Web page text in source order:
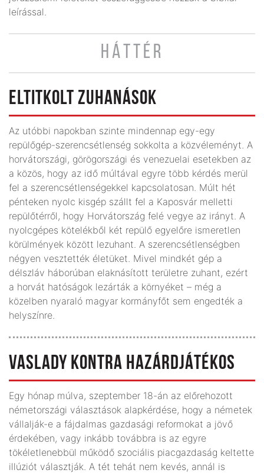
leírással.
HÁTTÉR
ELTITKOLT ZUHANÁSOK
Az utóbbi napokban szinte mindennap egy-egy
repülőgép-szerencsétlenség sokkolta a közvéleményt. A
horvátországi, görögországi és venezuelai esetekben az
a közös, hogy az idő múltával egyre több kérdés merül
fel a szerencsétlenségekkel kapcsolatosan. Múlt hét
pénteken nyolc kisgép szállt fel a Kaposvár melletti
repülőtérről, hogy Horvátország felé vegye az irányt. A
nyolcgépes kötelékből két repülő egyelőre ismeretlen
körülmények között lezuhant. A szerencsétlenségben
négyen vesztették életüket. Mivel mindkét gép a
délszláv háborúban elaknásított területre zuhant, ezért
a horvát hatóságok lezárták a környéket – még a
közelben nyaraló magyar kormányfőt sem engedték a
helyszínre.
VASLADY KONTRA HAZÁRDJÁTÉKOS
Egy hónap múlva, szeptember 18-án az előrehozott
németországi választások alapkérdése, hogy a németek
vállalják-e a fájdalmas gazdasági reformokat a jövő
érdekében, vagy inkább továbbra is az egyre
tökéletlenebbül működő szociális piacgazdaság keltette
illúziót választják. A tét tehát nem kevés, annál is